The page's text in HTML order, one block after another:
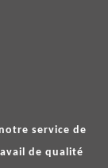
service de
de qualité